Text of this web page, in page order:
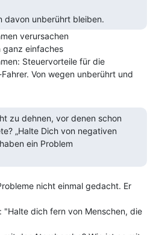
davon unberührt bleiben.
verursachen
ganz einfaches
Steuervorteile für die
Von wegen unberührt und
„Halte Dich von negativen
ein Problem
nicht einmal gedacht. Er
"Halte dich fern von Menschen, die